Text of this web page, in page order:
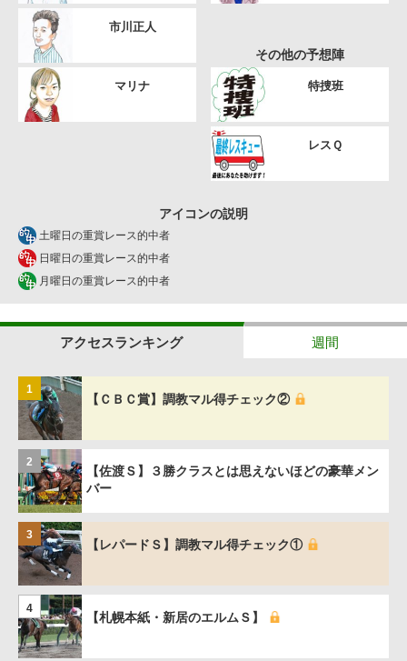
市川正人
マリナ
その他の予想陣
特捜班
レスＱ
アイコンの説明
土曜日の重賞レース的中者
日曜日の重賞レース的中者
月曜日の重賞レース的中者
アクセスランキング 週間
1
【ＣＢＣ賞】調教マル得チェック②
2
【佐渡Ｓ】３勝クラスとは思えないほどの豪華メン
バー
3
【レパードＳ】調教マル得チェック①
4
【札幌本紙・新居のエルムＳ】